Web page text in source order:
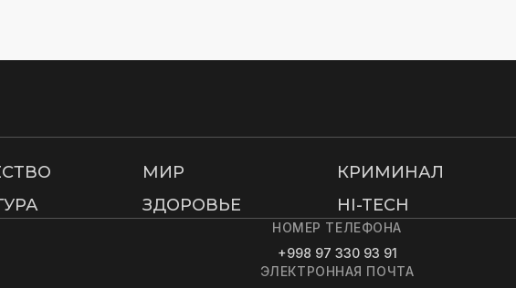
МИР КРИМИНАЛ
ЗДОРОВЬЕ HI-TECH
НОМЕР ТЕЛЕФОНА
+998 97 330 93 91
ЭЛЕКТРОННАЯ ПОЧТА